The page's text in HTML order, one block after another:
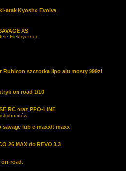
atak Kyosho Evolva
XS
Elektryczne)
Rubicon szczotka lipo alu mosty 999zl
on road 1/10
RC oraz PRO-LINE
savage lub e-maxx/t-maxx
26 MAX do REVO 3.3
on-road.